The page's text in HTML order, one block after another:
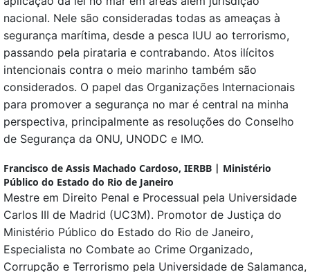
nacional. Nele são consideradas todas as ameaças à
segurança marítima, desde a pesca IUU ao terrorismo,
passando pela pirataria e contrabando. Atos ilícitos
intencionais contra o meio marinho também são
considerados. O papel das Organizações Internacionais
para promover a segurança no mar é central na minha
perspectiva, principalmente as resoluções do Conselho
de Segurança da ONU, UNODC e IMO.
Francisco de Assis Machado Cardoso, IERBB | Ministério
Público do Estado do Rio de Janeiro
Mestre em Direito Penal e Processual pela Universidade
Carlos III de Madrid (UC3M). Promotor de Justiça do
Ministério Público do Estado do Rio de Janeiro,
Especialista no Combate ao Crime Organizado,
Corrupção e Terrorismo pela Universidade de Salamanca,